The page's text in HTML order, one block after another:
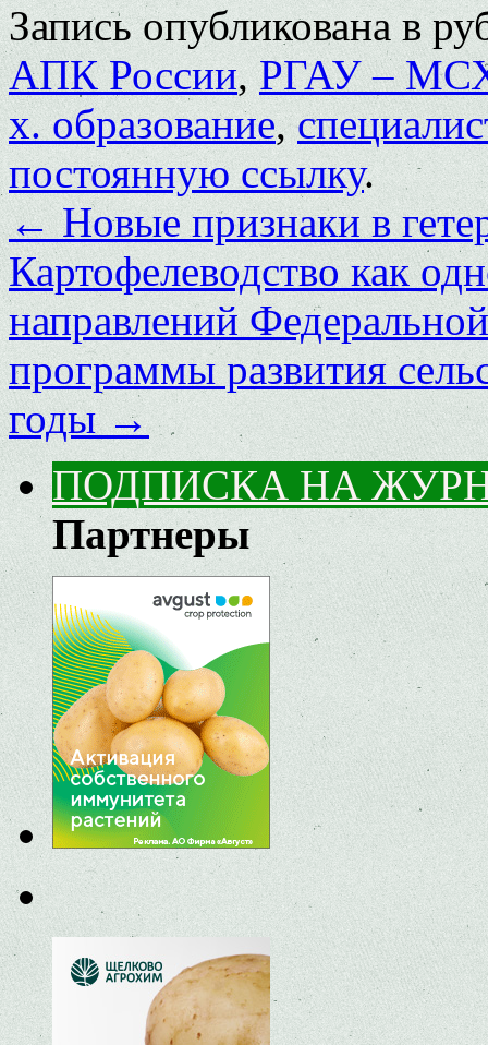
Запись опубликована в
АПК России,РГАУ –
х. образование,
постоянную ссылку.
←Новые признаки в
Картофелеводство как
направлений
программы развития
годы→
ПОДПИСКА НА
Партнеры